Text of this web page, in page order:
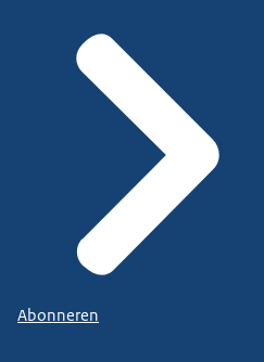
Abonneren